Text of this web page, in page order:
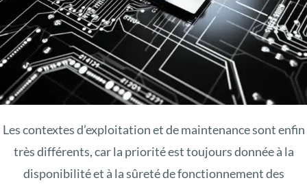
Les contextes d’exploitation et de maintenance sont enfin
très différents, car la priorité est toujours donnée à la
disponibilité et à la sûreté de fonctionnement des